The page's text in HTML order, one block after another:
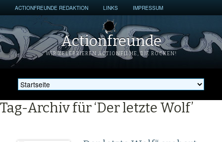
ACTIONFREUNDE REDAKTION LINKS IMPRESSUM
Actionfreunde
WIR ZELEBRIEREN ACTIONFILME, DIE ROCKEN!
Tag-Archiv für ‘Der letzte Wolf’